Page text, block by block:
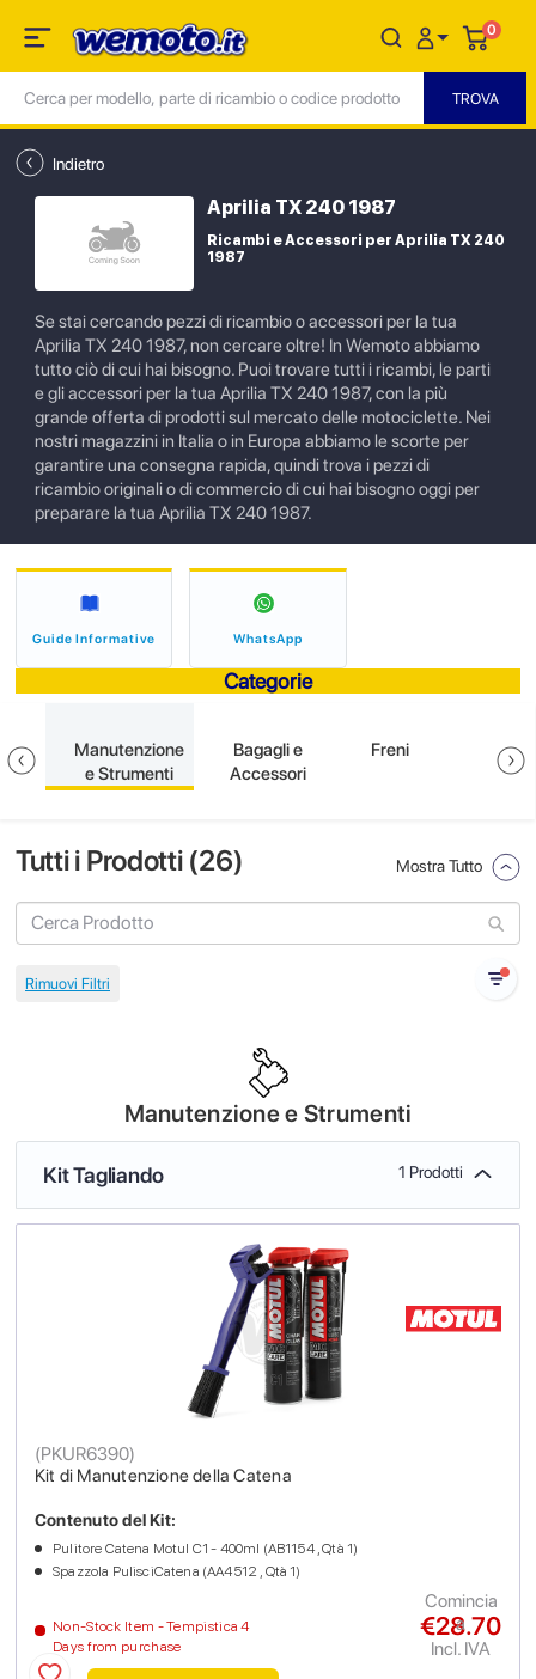
0
Indietro
Aprilia TX 240 1987
Ricambi e Accessori per Aprilia TX 240
1987
Se stai cercando pezzi di ricambio o accessori per la tua
Aprilia TX 240 1987, non cercare oltre! In Wemoto abbiamo
tutto ciò di cui hai bisogno. Puoi trovare tutti i ricambi, le parti
e gli accessori per la tua Aprilia TX 240 1987, con la più
grande offerta di prodotti sul mercato delle motociclette. Nei
nostri magazzini in Italia o in Europa abbiamo le scorte per
garantire una consegna rapida, quindi trova i pezzi di
ricambio originali o di commercio di cui hai bisogno oggi per
preparare la tua Aprilia TX 240 1987.
Guide Informative WhatsApp
Categorie
Manutenzione
e Strumenti
Bagagli e
Accessori
Freni
Tutti i Prodotti (26) Mostra Tutto
Manutenzione e Strumenti
Kit Tagliando 1 Prodotti
Kit di Manutenzione della Catena
(PKUR6390)
Non-Stock Item - Tempistica 4
Days from purchase
Contenuto del Kit:
Pulitore Catena Motul C1 - 400ml (AB1154 , Qtà 1)
Spazzola PulisciCatena (AA4512 , Qtà 1)
€28.70
Incl. IVA
Comincia
a